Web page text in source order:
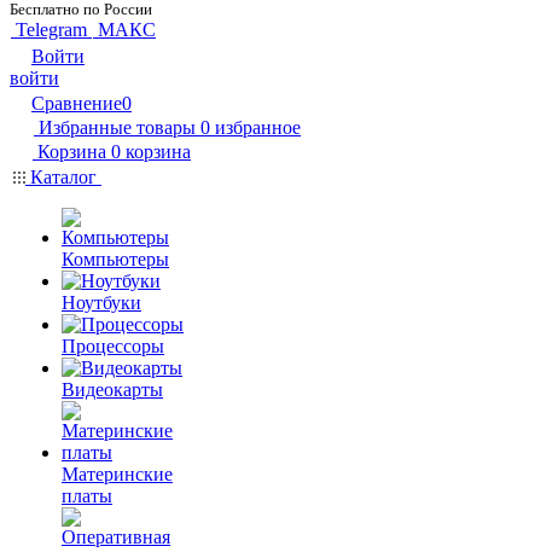
Бесплатно по России
Telegram МАКС
Войти
войти
Сравнение0
Избранные товары 0 избранное
Корзина 0 корзина
Каталог
Компьютеры
Ноутбуки
Процессоры
Видеокарты
Материнские
платы